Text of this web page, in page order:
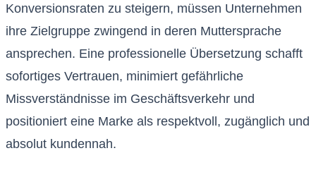
Konversionsraten zu steigern, müssen Unternehmen
ihre Zielgruppe zwingend in deren Muttersprache
ansprechen. Eine professionelle Übersetzung schafft
sofortiges Vertrauen, minimiert gefährliche
Missverständnisse im Geschäftsverkehr und
positioniert eine Marke als respektvoll, zugänglich und
absolut kundennah.